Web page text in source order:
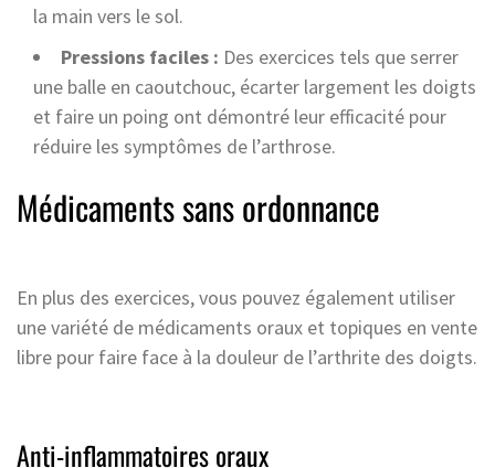
la main vers le sol.
Pressions faciles : Des exercices tels que serrer
une balle en caoutchouc, écarter largement les doigts
et faire un poing ont démontré leur efficacité pour
réduire les symptômes de l’arthrose.
Médicaments sans ordonnance
En plus des exercices, vous pouvez également utiliser
une variété de médicaments oraux et topiques en vente
libre pour faire face à la douleur de l’arthrite des doigts.
Anti-inflammatoires oraux